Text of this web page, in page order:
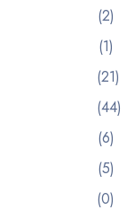
(2)
(1)
(21)
(44)
(6)
(5)
(0)